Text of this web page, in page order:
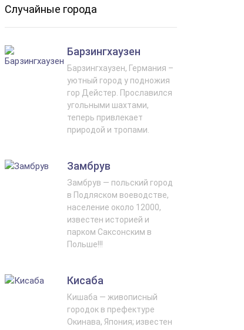
Случайные города
Барзингхаузен
Барзингхаузен, Германия –
уютный город у подножия
гор Дейстер. Прославился
угольными шахтами,
теперь привлекает
природой и тропами.
Замбрув
Замбрув — польский город
в Подляском воеводстве,
население около 12000,
известен историей и
парком Саксонским в
Польше!!!
Кисаба
Кишаба — живописный
городок в префектуре
Окинава, Япония; известен